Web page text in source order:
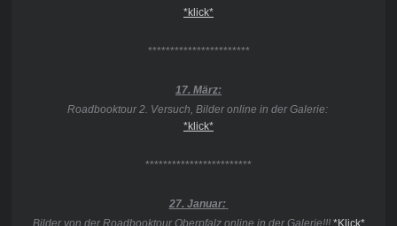
*klick*
***********************
17. März:
Roadbooktour 2. Versuch, Bilder online in der Galerie:
*klick*
************************
27. Januar:
Bilder von der Roadbooktour Oberpfalz online in der Galerie!!! *Klick*